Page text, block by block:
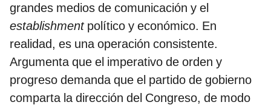
grandes medios de comunicación y el
establishmentpolítico y económico. En
realidad, es una operación consistente.
Argumenta que el imperativo de orden y
progreso demanda que el partido de gobierno
comparta la dirección del Congreso, de modo